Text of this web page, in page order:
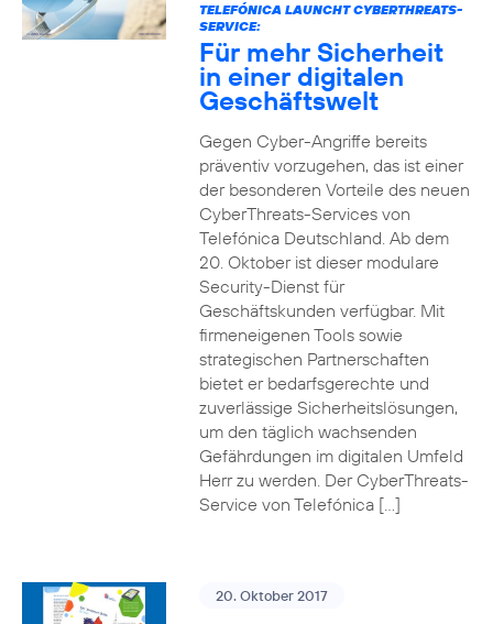
TELEFÓNICA LAUNCHT CYBERTHREATS-
SERVICE:
Für mehr Sicherheit
in einer digitalen
Geschäftswelt
Gegen Cyber-Angriffe bereits
präventiv vorzugehen, das ist einer
der besonderen Vorteile des neuen
CyberThreats-Services von
Telefónica Deutschland. Ab dem
20. Oktober ist dieser modulare
Security-Dienst für
Geschäftskunden verfügbar. Mit
firmeneigenen Tools sowie
strategischen Partnerschaften
bietet er bedarfsgerechte und
zuverlässige Sicherheitslösungen,
um den täglich wachsenden
Gefährdungen im digitalen Umfeld
Herr zu werden. Der CyberThreats-
Service von Telefónica […]
20. Oktober 2017